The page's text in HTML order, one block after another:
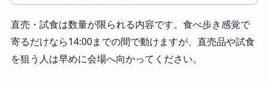
直売・試食は数量が限られる内容です。食べ歩き感覚で
寄るだけなら14:00までの間で動けますが、直売品や試食
を狙う人は早めに会場へ向かってください。